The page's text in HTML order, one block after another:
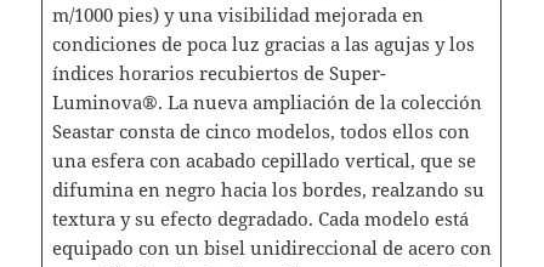
m/1000 pies) y una visibilidad mejorada en
condiciones de poca luz gracias a las agujas y los
índices horarios recubiertos de Super-
Luminova®. La nueva ampliación de la colección
Seastar consta de cinco modelos, todos ellos con
una esfera con acabado cepillado vertical, que se
difumina en negro hacia los bordes, realzando su
textura y su efecto degradado. Cada modelo está
equipado con un bisel unidireccional de acero con